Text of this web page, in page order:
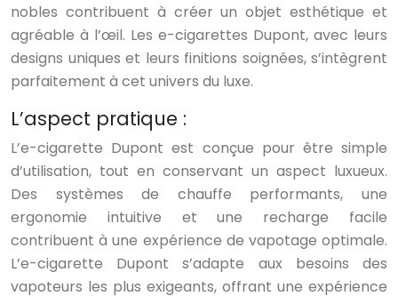
nobles contribuent à créer un objet esthétique et
agréable à l’œil. Les e-cigarettes Dupont, avec leurs
designs uniques et leurs finitions soignées, s’intègrent
parfaitement à cet univers du luxe.
L’aspect pratique :
L’e-cigarette Dupont est conçue pour être simple
d’utilisation, tout en conservant un aspect luxueux.
Des systèmes de chauffe performants, une
ergonomie intuitive et une recharge facile
contribuent à une expérience de vapotage optimale.
L’e-cigarette Dupont s’adapte aux besoins des
vapoteurs les plus exigeants, offrant une expérience